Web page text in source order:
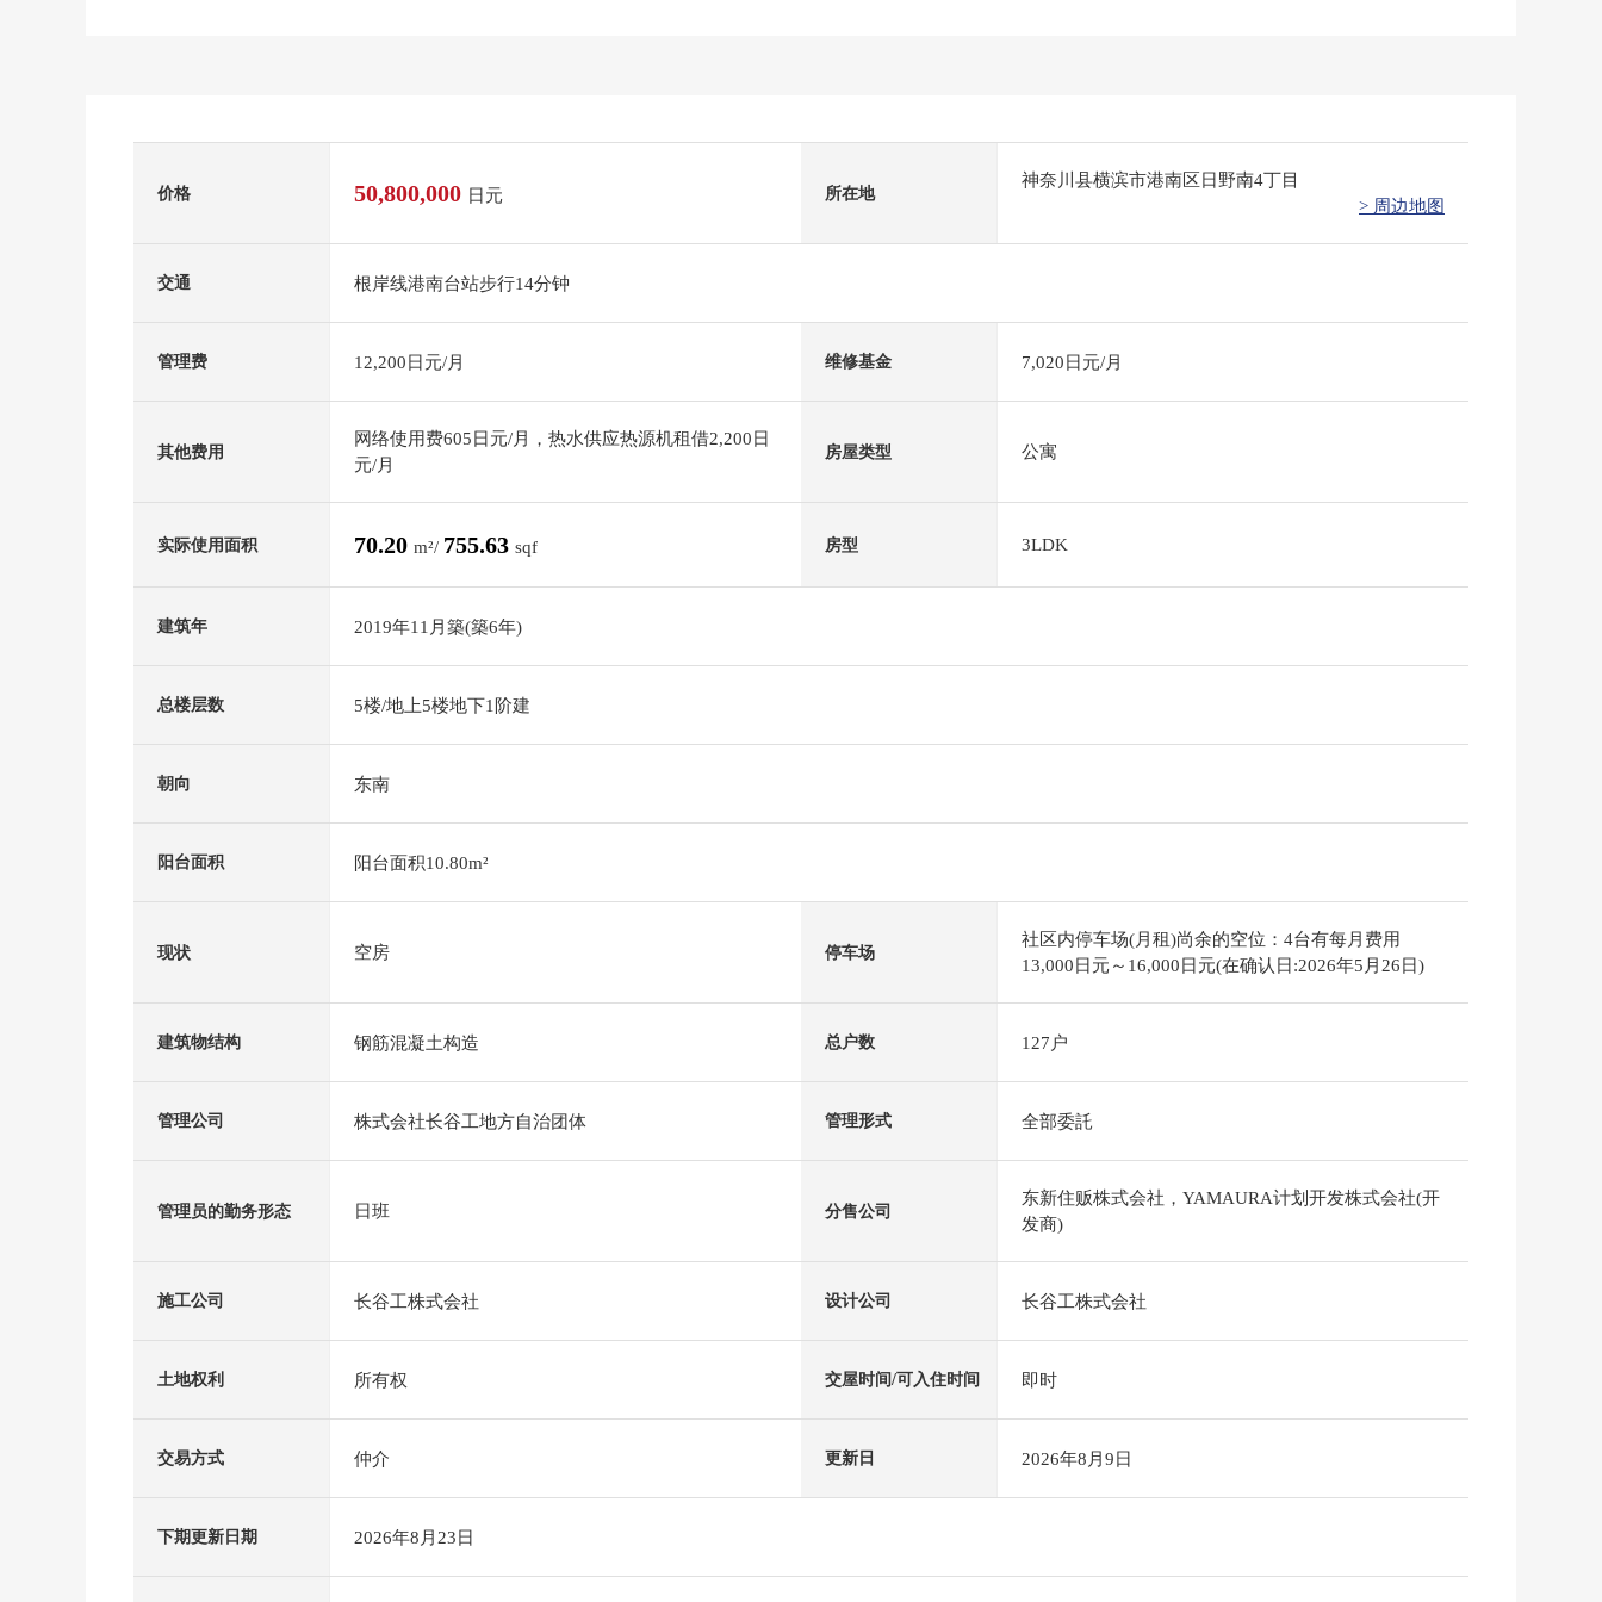
价格 50,800,000 日元 所在地
神奈川县横滨市港南区日野南4丁目
> 周边地图
交通 根岸线港南台站步行14分钟
管理费 12,200日元/月 维修基金 7,020日元/月
其他费用
网络使用费605日元/月，热水供应热源机租借2,200日
元/月
房屋类型 公寓
实际使用面积 70.20 m²/ 755.63 sqf 房型 3LDK
建筑年 2019年11月築(築6年)
总楼层数 5楼/地上5楼地下1阶建
朝向 东南
阳台面积 阳台面积10.80m²
现状 空房 停车场
社区内停车场(月租)尚余的空位：4台有每月费用
13,000日元～16,000日元(在确认日:2026年5月26日)
建筑物结构 钢筋混凝土构造 总户数 127户
管理公司 株式会社长谷工地方自治团体 管理形式 全部委託
管理员的勤务形态 日班 分售公司
东新住贩株式会社，YAMAURA计划开发株式会社(开
发商)
施工公司 长谷工株式会社 设计公司 长谷工株式会社
土地权利 所有权 交屋时间/可入住时间 即时
交易方式 仲介 更新日 2026年8月9日
下期更新日期 2026年8月23日